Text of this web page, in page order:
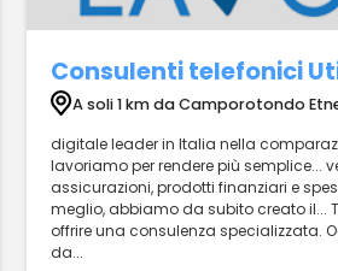
Consulenti telefonici
A soli 1 km da Camporotondo
digitale leader in Italia nella
lavoriamo per rendere più semplice...
assicurazioni, prodotti finanziari e
meglio, abbiamo da subito creato il...
offrire una consulenza specializzata.
da...